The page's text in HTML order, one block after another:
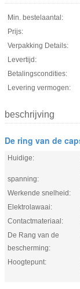
Min. bestelaantal:
Prijs:
Verpakking Details:
Levertijd:
Betalingscondities:
Levering vermogen:
beschrijving
De ring van de
Huidige:
spanning:
Werkende snelheid:
Elektrolawaai:
Contactmateriaal:
De Rang van de
bescherming:
Hoogtepunt: